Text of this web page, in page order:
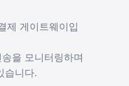
제 게이트웨이입
을 모니터링하며
습니다.